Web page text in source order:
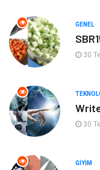
Aksesuar
Güzellik
Maden ve Metal
Bahçe Ev
Nakliyat
GENEL
30
30
GIYIM